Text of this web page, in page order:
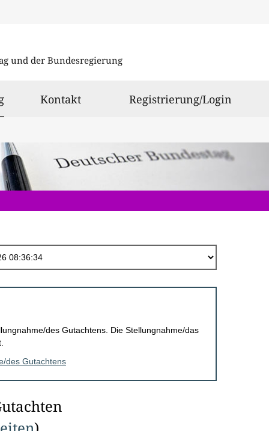
und der Bundesregierung
ausgewählt
Kontakt Registrierung/Login
des Gutachtens. Die Stellungnahme/das
des Gutachtens